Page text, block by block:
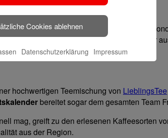
nur einenaufgeräumten Arbeitsplatz ,
Holzpilotenfertigt hochwertige Organizer
hochwertigen Teemischung von LieblingsTee
bereitet sogar dem gesamten Team
mag, greift zu den erlesenen Kaffeesorten
aus der Region.
Cookies ablehnen
Datenschutzerklärung Impressum